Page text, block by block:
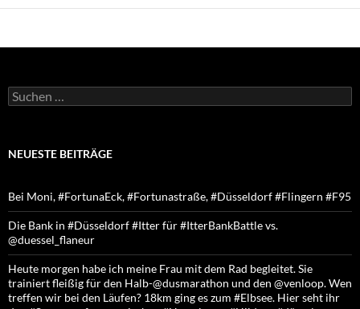
Suchen
nach:
NEUESTE BEITRÄGE
Bei Moni, #FortunaEck, #Fortunastraße, #Düsseldorf #Flingern #F95
Die Bank in #Düsseldorf #Itter für #ItterBankBattle vs.
@duessel_flaneur
Heute morgen habe ich meine Frau mit dem Rad begleitet. Sie
trainiert fleißig für den Halb-@dusmarathon und den @venloop. Wen
treffen wir bei den Läufen? 18km ging es zum #Elbsee. Hier seht ihr